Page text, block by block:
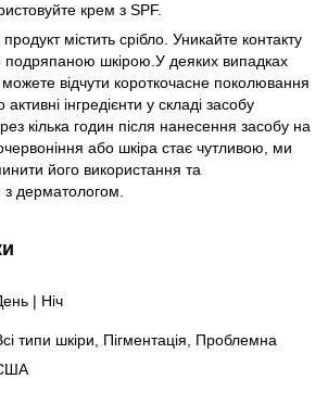
крем з SPF.
містить срібло. Уникайте контакту
шкірою.У деяких випадках
відчути короткочасне поколювання
інгредієнти у складі засобу
кілька годин після нанесення засобу на
або шкіра стає чутливою, ми
його використання та
з дерматологом.
| Ніч
типи шкіри, Пігментація, Проблемна